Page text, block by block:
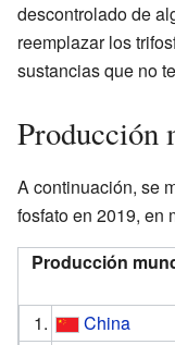
descontrolado de
reemplazar los
sustancias que no
Producción
A continuación, se
fosfato en 2019, en
Producción
1.
China